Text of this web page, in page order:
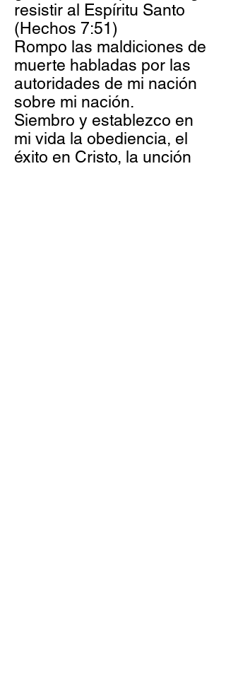
resistir al Espíritu Santo
(Hechos 7:51)
Rompo las maldiciones de
muerte habladas por las
autoridades de mi nación
sobre mi nación.
Siembro y establezco en
mi vida la obediencia, el
éxito en Cristo, la unción